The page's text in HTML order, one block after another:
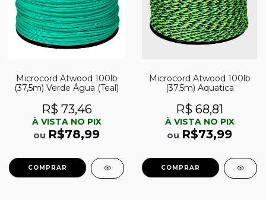
Microcord Atwood 100lb
(37,5m) Verde Água (Teal)
R$ 73,46
À VISTA NO PIX
ou R$78,99
Microcord Atwood 100lb
(37,5m) Aquatica
R$ 68,81
À VISTA NO PIX
ou R$73,99